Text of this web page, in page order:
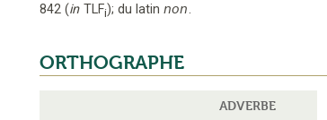
842 (in TLFi); du latin non.
ORTHOGRAPHE
ADVERBE